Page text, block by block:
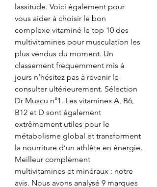
lassitude. Voici également pour
vous aider à choisir le bon
complexe vitaminé le top 10 des
multivitamines pour musculation les
plus vendus du moment. Un
classement fréquemment mis à
jours n’hésitez pas à revenir le
consulter ultérieurement. Sélection
Dr Muscu n°1. Les vitamines A, B6,
B12 et D sont également
extrêmement utiles pour le
métabolisme global et transforment
la nourriture d’un athlète en énergie.
Meilleur complément
multivitamines et minéraux : notre
avis. Nous avons analysé 9 marques